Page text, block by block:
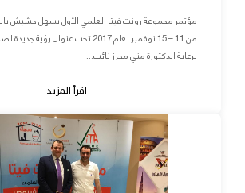
مؤتمر مجموعة رونت فيتا العلمي الأول بسهل حشيش
من 11 – 15 نوفمبر لعام 2017 تحت عنوان
برعاية الدكتورة مني محرز نائب...
اقرأ المزيد